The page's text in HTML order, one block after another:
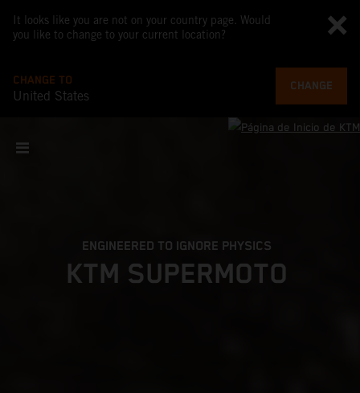
It looks like you are not on your country page. Would
you like to change to your current location?
CHANGE TO
United States
CHANGE
ENGINEERED TO IGNORE PHYSICS
KTM SUPERMOTO